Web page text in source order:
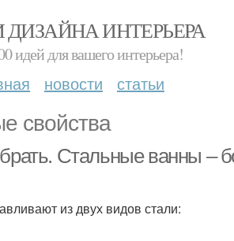
ДИЗАЙНА ИНТЕРЬЕРА
идей для вашего интерьера!
новости статьи
свойства
Стальные ванны –
из двух видов стали: